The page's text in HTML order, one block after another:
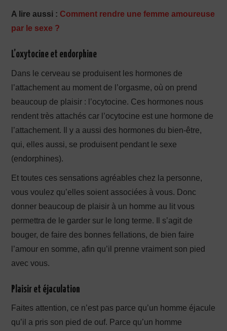
A lire aussi : Comment rendre une femme amoureuse
par le sexe ?
L’oxytocine et endorphine
Dans le cerveau se produisent les hormones de
l’attachement au moment de l’orgasme, où on prend
beaucoup de plaisir : l’ocytocine. Ces hormones nous
rendent très attachés car l’ocytocine est une hormone de
l’attachement. Il y a aussi des hormones du bien-être,
qui, elles aussi, se produisent pendant le sexe
(endorphines).
Et toutes ces sensations agréables chez la personne,
vous voulez qu’elles soient associées à vous. Donc
donner beaucoup de plaisir à un homme au lit vous
permettra de le garder sur le long terme. Il s’agit de
bouger, de faire des bonnes fellations, de bien faire
l’amour en somme, afin qu’il prenne vraiment son pied
avec vous.
Plaisir et éjaculation
Faites attention, ce n’est pas parce qu’un homme éjacule
qu’il a pris son pied de ouf. Parce qu’un homme